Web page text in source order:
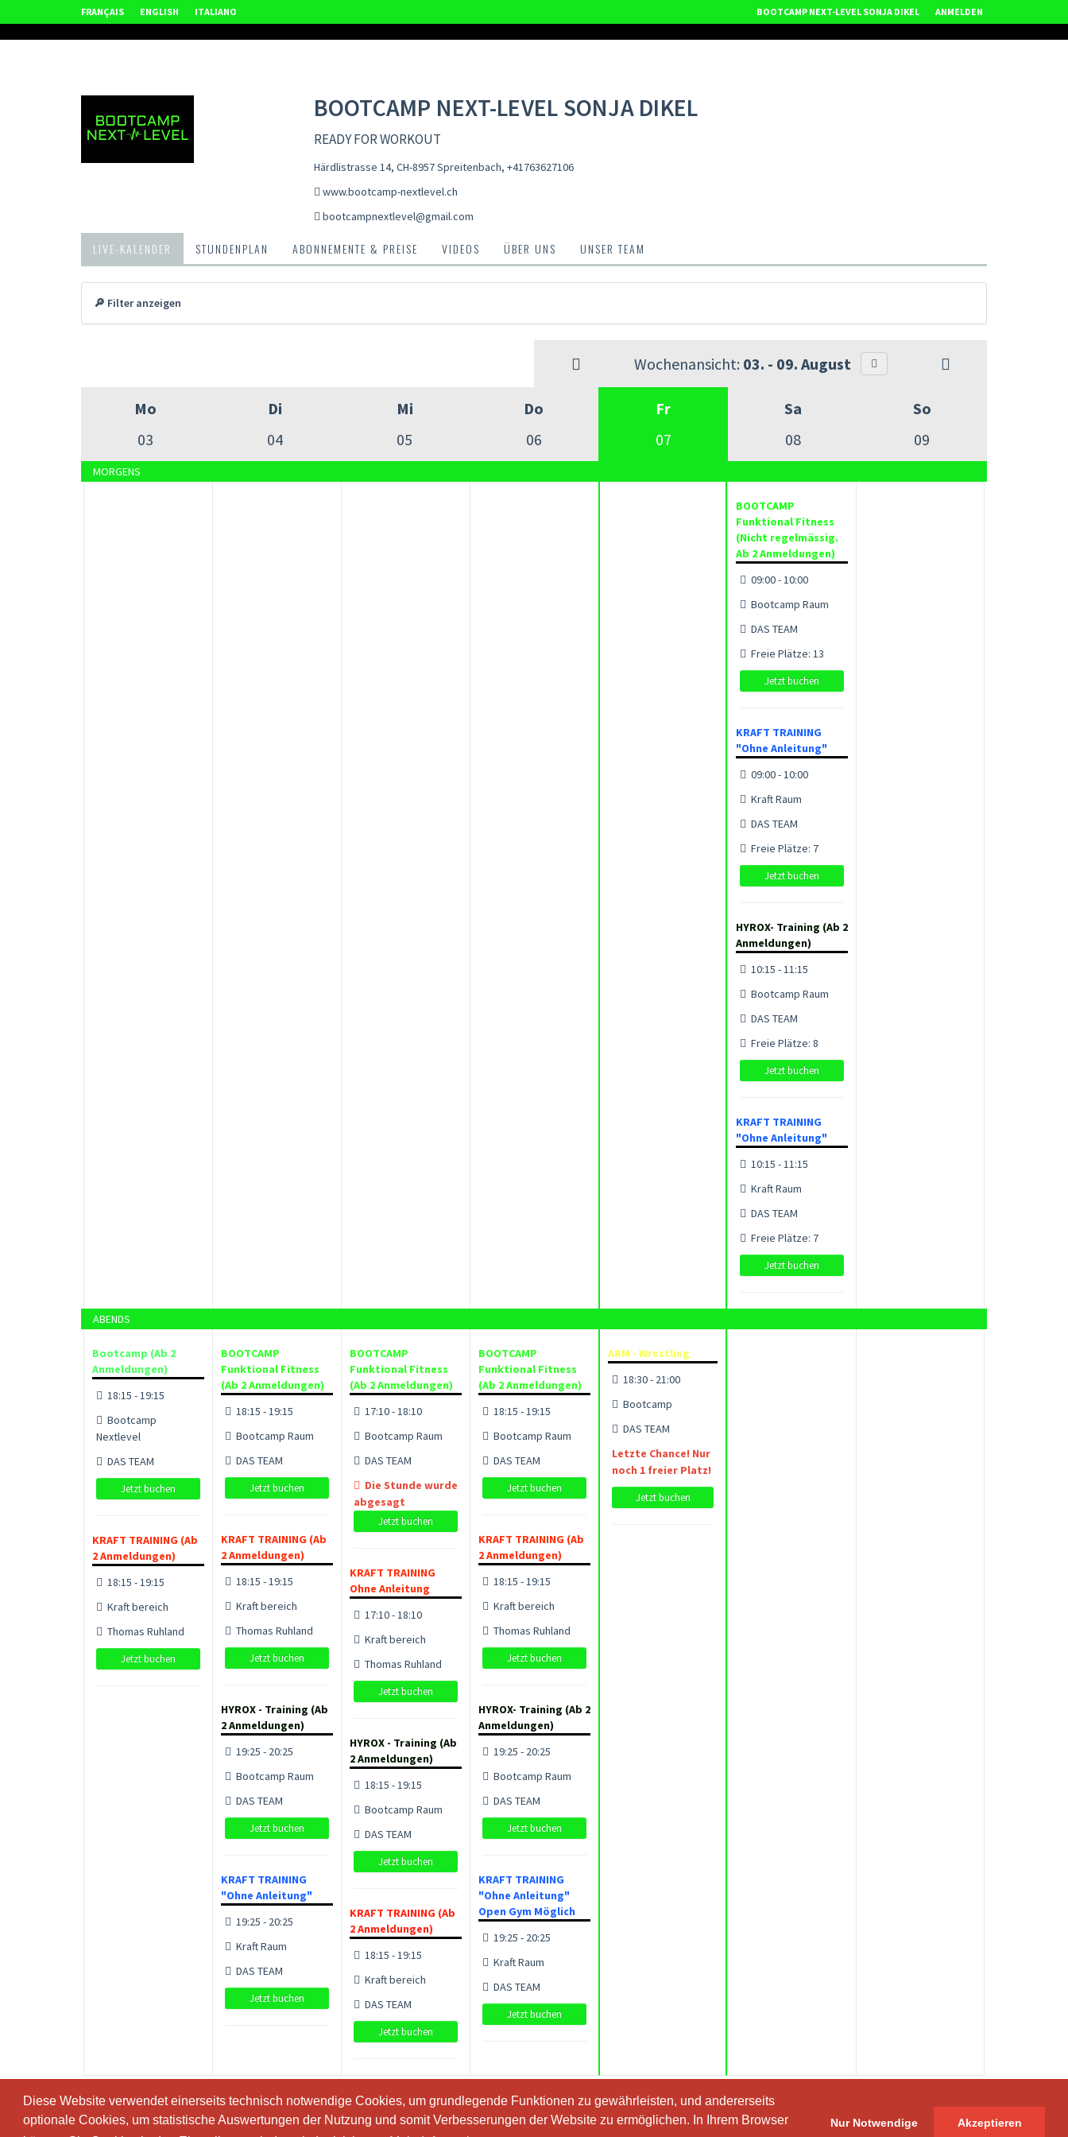
Diese Website verwendet einerseits technisch notwendige Cookies, um grundlegende Funktionen zu gewährleisten, und andererseits
optionale Cookies, um statistische Auswertungen der Nutzung und somit Verbesserungen der Website zu ermöglichen. In Ihrem Browser
Nur Notwendige Akzeptieren
Diese Website verwendet einerseits technisch notwendige Cookies, um grundlegende Funktionen zu gewährleisten, und andererseits
optionale Cookies, um statistische Auswertungen der Nutzung und somit Verbesserungen der Website zu ermöglichen. In Ihrem Browser
Nur Notwendige Akzeptieren
FRANÇAIS ENGLISH ITALIANO BOOTCAMP NEXT-LEVEL SONJA DIKEL ANMELDEN
BOOTCAMP NEXT-LEVEL SONJA DIKEL
READY FOR WORKOUT
Härdlistrasse 14, CH-8957 Spreitenbach, +41763627106
www.bootcamp-nextlevel.ch
bootcampnextlevel@gmail.com
LIVE-KALENDER STUNDENPLAN ABONNEMENTE & PREISE VIDEOS ÜBER UNS UNSER TEAM
🔎 Filter anzeigen
Wochenansicht: 03. - 09. August
Mo
03
Di
04
Mi
05
Do
06
Fr
07
Sa
08
So
09
MORGENS
BOOTCAMP
Funktional Fitness
(Nicht regelmässig.
Ab 2 Anmeldungen)
09:00 - 10:00
Bootcamp Raum
DAS TEAM
Freie Plätze: 13
Jetzt buchen
KRAFT TRAINING
"Ohne Anleitung"
09:00 - 10:00
Kraft Raum
DAS TEAM
Freie Plätze: 7
Jetzt buchen
HYROX- Training (Ab 2
Anmeldungen)
10:15 - 11:15
Bootcamp Raum
DAS TEAM
Freie Plätze: 8
Jetzt buchen
KRAFT TRAINING
"Ohne Anleitung"
10:15 - 11:15
Kraft Raum
DAS TEAM
Freie Plätze: 7
Jetzt buchen
ABENDS
Bootcamp (Ab 2
Anmeldungen)
18:15 - 19:15
Bootcamp
Nextlevel
DAS TEAM
Jetzt buchen
KRAFT TRAINING (Ab
2 Anmeldungen)
18:15 - 19:15
Kraft bereich
Thomas Ruhland
Jetzt buchen
BOOTCAMP
Funktional Fitness
(Ab 2 Anmeldungen)
18:15 - 19:15
Bootcamp Raum
DAS TEAM
Jetzt buchen
KRAFT TRAINING (Ab
2 Anmeldungen)
18:15 - 19:15
Kraft bereich
Thomas Ruhland
Jetzt buchen
HYROX - Training (Ab
2 Anmeldungen)
19:25 - 20:25
Bootcamp Raum
DAS TEAM
Jetzt buchen
KRAFT TRAINING
"Ohne Anleitung"
19:25 - 20:25
Kraft Raum
DAS TEAM
Jetzt buchen
BOOTCAMP
Funktional Fitness
(Ab 2 Anmeldungen)
17:10 - 18:10
Bootcamp Raum
DAS TEAM
Die Stunde wurde
abgesagt
Jetzt buchen
KRAFT TRAINING
Ohne Anleitung
17:10 - 18:10
Kraft bereich
Thomas Ruhland
Jetzt buchen
HYROX - Training (Ab
2 Anmeldungen)
18:15 - 19:15
Bootcamp Raum
DAS TEAM
Jetzt buchen
KRAFT TRAINING (Ab
2 Anmeldungen)
18:15 - 19:15
Kraft bereich
DAS TEAM
Jetzt buchen
BOOTCAMP
Funktional Fitness
(Ab 2 Anmeldungen)
18:15 - 19:15
Bootcamp Raum
DAS TEAM
Jetzt buchen
KRAFT TRAINING (Ab
2 Anmeldungen)
18:15 - 19:15
Kraft bereich
Thomas Ruhland
Jetzt buchen
HYROX- Training (Ab 2
Anmeldungen)
19:25 - 20:25
Bootcamp Raum
DAS TEAM
Jetzt buchen
KRAFT TRAINING
"Ohne Anleitung"
Open Gym Möglich
19:25 - 20:25
Kraft Raum
DAS TEAM
Jetzt buchen
ARM - Wrestling
18:30 - 21:00
Bootcamp
DAS TEAM
Letzte Chance! Nur
noch 1 freier Platz!
Jetzt buchen